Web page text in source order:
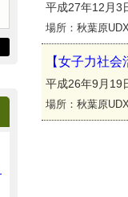
平成27年12月
場所：秋葉原
【女子力社
平成26年9月
場所：秋葉原